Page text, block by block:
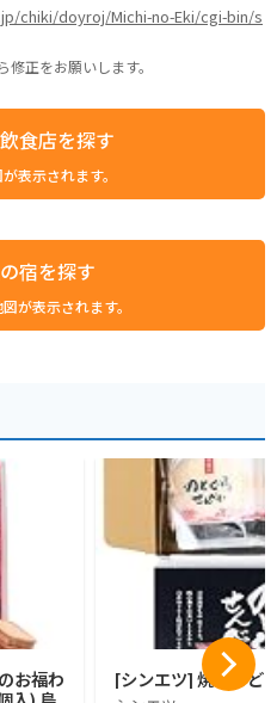
chiki/doyroj/Michi-no-Eki/cgi-bin/s
修正をお願いします。
食店を探す
表示されます。
宿を探す
が表示されます。
お福わ
[シンエツ] 焼きのど